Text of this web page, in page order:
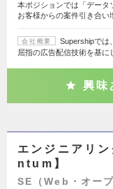
本ポジションでは「データ
お客様からの案件引き合い
会社概要
Supershipでは
屈指の広告配信技術を基に
興味
エンジニアリ
ntum】
SE（Web・オープ